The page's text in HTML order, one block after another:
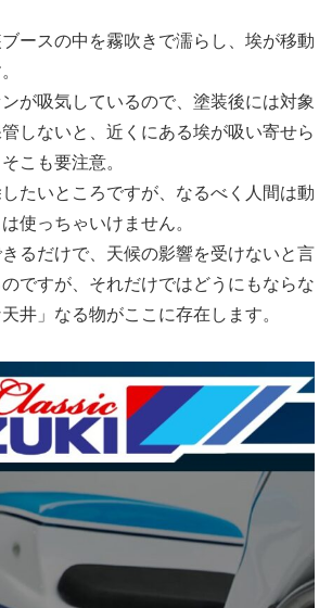
ースの中を霧吹きで濡らし、埃が移動
が吸気しているので、塗装後には対象
しないと、近くにある埃が吸い寄せら
こも要注意。
たいところですが、なるべく人間は動
使っちゃいけません。
るだけで、天候の影響を受けないと言
ですが、それだけではどうにもならな
井」なる物がここに存在します。